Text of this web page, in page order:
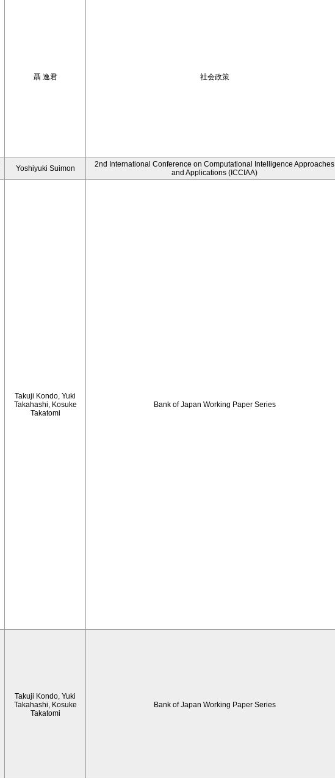
聶 逸君 社会政策
Yoshiyuki Suimon
2nd International Conference on Computational Intelligence Approaches
and Applications (ICCIAA)
Takuji Kondo, Yuki
Takahashi, Kosuke
Takatomi
Bank of Japan Working Paper Series
Takuji Kondo, Yuki
Takahashi, Kosuke
Takatomi
Bank of Japan Working Paper Series